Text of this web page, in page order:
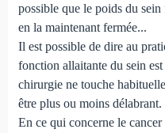
possible que le poids du
en la maintenant fermée...
Il est possible de dire au
fonction allaitante du sein
chirurgie ne touche
être plus ou moins délabrant.
En ce qui concerne le